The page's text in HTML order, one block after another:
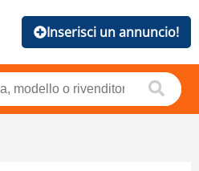
Inserisci un annuncio!